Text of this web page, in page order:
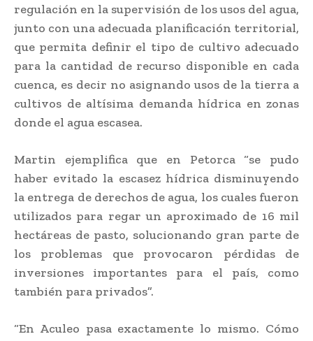
regulación en la supervisión de los usos del agua,
junto con una adecuada planificación territorial,
que permita definir el tipo de cultivo adecuado
para la cantidad de recurso disponible en cada
cuenca, es decir no asignando usos de la tierra a
cultivos de altísima demanda hídrica en zonas
donde el agua escasea.
Martin ejemplifica que en Petorca “se pudo
haber evitado la escasez hídrica disminuyendo
la entrega de derechos de agua, los cuales fueron
utilizados para regar un aproximado de 16 mil
hectáreas de pasto, solucionando gran parte de
los problemas que provocaron pérdidas de
inversiones importantes para el país, como
también para privados”.
“En Aculeo pasa exactamente lo mismo. Cómo